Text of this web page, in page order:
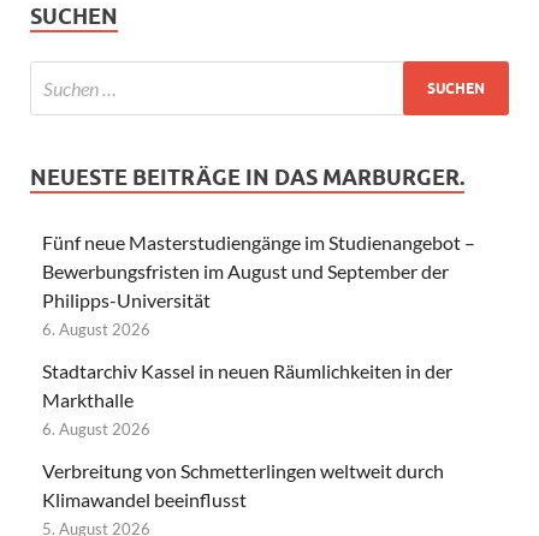
SUCHEN
NEUESTE BEITRÄGE IN DAS MARBURGER.
Fünf neue Masterstudiengänge im Studienangebot –
Bewerbungsfristen im August und September der
Philipps-Universität
6. August 2026
Stadtarchiv Kassel in neuen Räumlichkeiten in der
Markthalle
6. August 2026
Verbreitung von Schmetterlingen weltweit durch
Klimawandel beeinflusst
5. August 2026